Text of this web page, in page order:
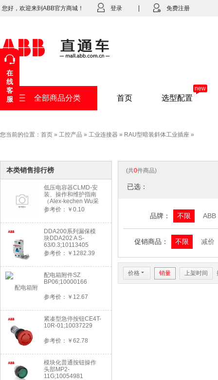
您好，欢迎来到ABB官方商城！ 登录 免费注册
全部商品分类 首页 选型配置
new
您当前的位置： 首页 » 工控产品 » 工业连接器 » RAU型暗装斜体工业插座 »
本类销售排行榜
低压电容器CLMD-安
装、操作和维护指南
（Alex-kechen Wu采
购）-2022年版
参考价：￥0.10
DDA200系列漏保模
块DDA202 A S-
63/0.3;10113405
参考价：￥1282.39
配电箱附件SZ
BP06;10000166
参考价：￥12.67
紧凑型急停按钮CE4T-
10R-01;10037229
参考价：￥62.78
模块化普通按钮操作
头部MP2-
11G;10054981
(共0件商品)
已选：
品牌： 不限 ABB
促销商品： 不限 减价
价格 6 销量 上架时间
在
线
客
服